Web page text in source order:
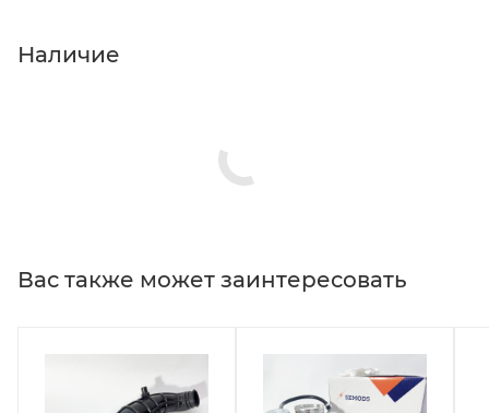
Наличие
Вас также может заинтересовать